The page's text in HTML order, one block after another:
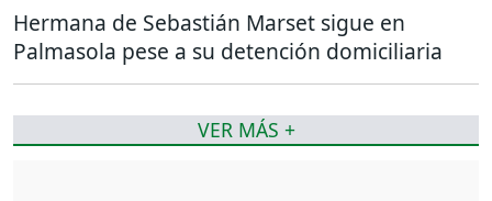
Hermana de Sebastián Marset sigue en
Palmasola pese a su detención domiciliaria
VER MÁS +